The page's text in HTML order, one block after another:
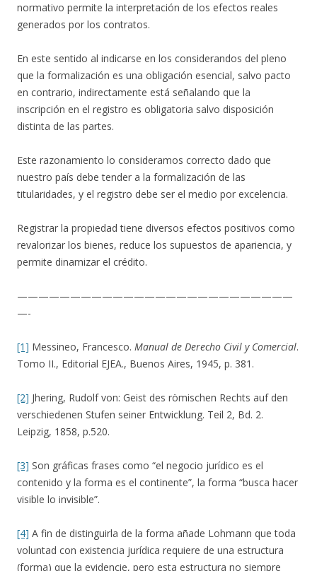
normativo permite la interpretación de los efectos reales
generados por los contratos.
En este sentido al indicarse en los considerandos del pleno
que la formalización es una obligación esencial, salvo pacto
en contrario, indirectamente está señalando que la
inscripción en el registro es obligatoria salvo disposición
distinta de las partes.
Este razonamiento lo consideramos correcto dado que
nuestro país debe tender a la formalización de las
titularidades, y el registro debe ser el medio por excelencia.
Registrar la propiedad tiene diversos efectos positivos como
revalorizar los bienes, reduce los supuestos de apariencia, y
permite dinamizar el crédito.
——————————————————————————
—-
[1] Messineo, Francesco. Manual de Derecho Civil y Comercial.
Tomo II., Editorial EJEA., Buenos Aires, 1945, p. 381.
[2] Jhering, Rudolf von: Geist des römischen Rechts auf den
verschiedenen Stufen seiner Entwicklung. Teil 2, Bd. 2.
Leipzig, 1858, p.520.
[3] Son gráficas frases como “el negocio jurídico es el
contenido y la forma es el continente”, la forma “busca hacer
visible lo invisible”.
[4] A fin de distinguirla de la forma añade Lohmann que toda
voluntad con existencia jurídica requiere de una estructura
(forma) que la evidencie, pero esta estructura no siempre